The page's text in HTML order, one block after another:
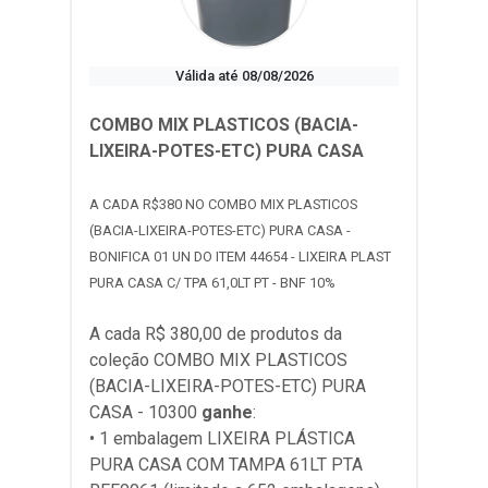
Válida até 08/08/2026
COMBO MIX PLASTICOS (BACIA-
LIXEIRA-POTES-ETC) PURA CASA
A CADA R$380 NO COMBO MIX PLASTICOS
(BACIA-LIXEIRA-POTES-ETC) PURA CASA -
BONIFICA 01 UN DO ITEM 44654 - LIXEIRA PLAST
PURA CASA C/ TPA 61,0LT PT - BNF 10%
A cada R$ 380,00 de produtos da
coleção COMBO MIX PLASTICOS
(BACIA-LIXEIRA-POTES-ETC) PURA
CASA - 10300 ganhe:
• 1 embalagem LIXEIRA PLÁSTICA
PURA CASA COM TAMPA 61LT PTA